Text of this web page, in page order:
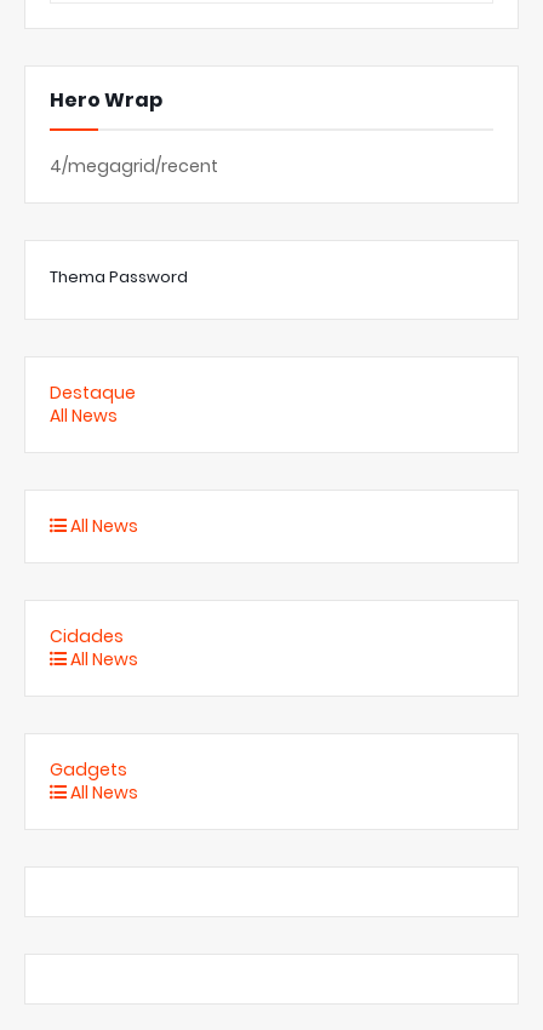
Hero Wrap
4/megagrid/recent
Thema Password
Destaque
All News
All News
Cidades
All News
Gadgets
All News